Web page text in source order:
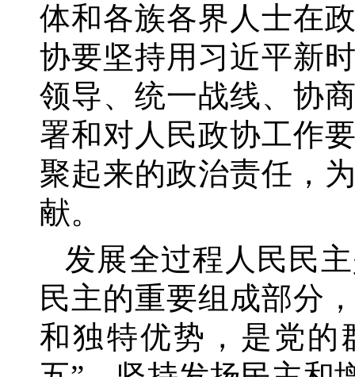
体和各族各界人士在
协要坚持用习近平新
领导、统一战线、协
署和对人民政协工作
聚起来的政治责任，
献。
发展全过程人民民
民主的重要组成部分
和独特优势，是党的